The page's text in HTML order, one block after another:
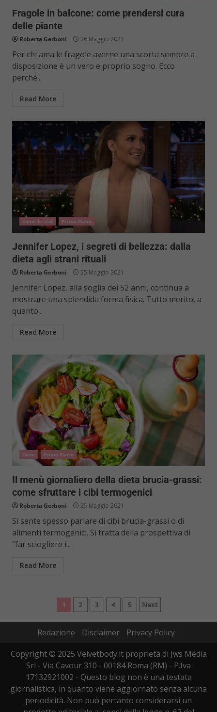
Fragole in balcone: come prendersi cura
delle piante
Roberta Gerboni 26 Maggio 2021
Per chi ama le fragole averne una scorta sempre a
disposizione è un vero e proprio sogno. Ecco
perché...
Read More
Come le star Primo Piano
Jennifer Lopez, i segreti di bellezza: dalla
dieta agli strani rituali
Roberta Gerboni 25 Maggio 2021
Jennifer Lopez, alla soglia dei 52 anni, continua a
mostrare una splendida forma fisica. Tutto merito, a
quanto...
Read More
Diete Primo Piano
Il menù giornaliero della dieta brucia-grassi:
come sfruttare i cibi termogenici
Roberta Gerboni 25 Maggio 2021
Si sente spesso parlare di cibi brucia-grassi o di
alimenti termogenici. Si tratta della prospettiva di
“far sciogliere i...
Read More
Paginazione
degli
1 2 3 4 5 Next
Redazione Disclaimer
Privacy Policy
Copyright © 2025 Velvetbody.it proprietà di Jws Media
Srl - Via Cavour 310 - 00184 Roma (RM) - P.Iva
17132921002 - Questo blog non è una testata
giornalistica, in quanto viene aggiornato senza alcuna
periodicità. Non può pertanto considerarsi un